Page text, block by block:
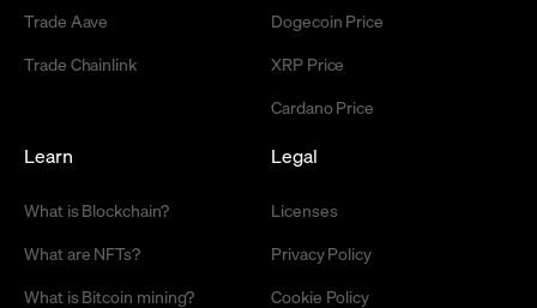
Trade Aave
Trade Chainlink
Dogecoin Price
XRP Price
Cardano Price
Learn
What is Blockchain?
What are NFTs?
What is Bitcoin mining?
Legal
Licenses
Privacy Policy
Cookie Policy